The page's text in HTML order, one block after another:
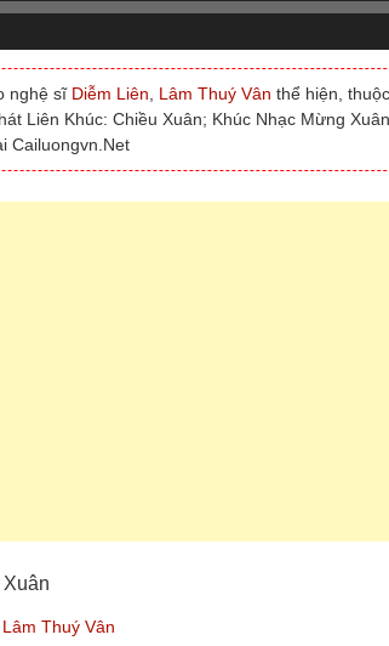
nghệ sĩ Diễm Liên Lâm Thuý Vân thể hiện,
Liên Khúc: Chiều Xuân; Khúc Nhạc Mừng
Cailuongvn.Net
Lâm Thuý Vân